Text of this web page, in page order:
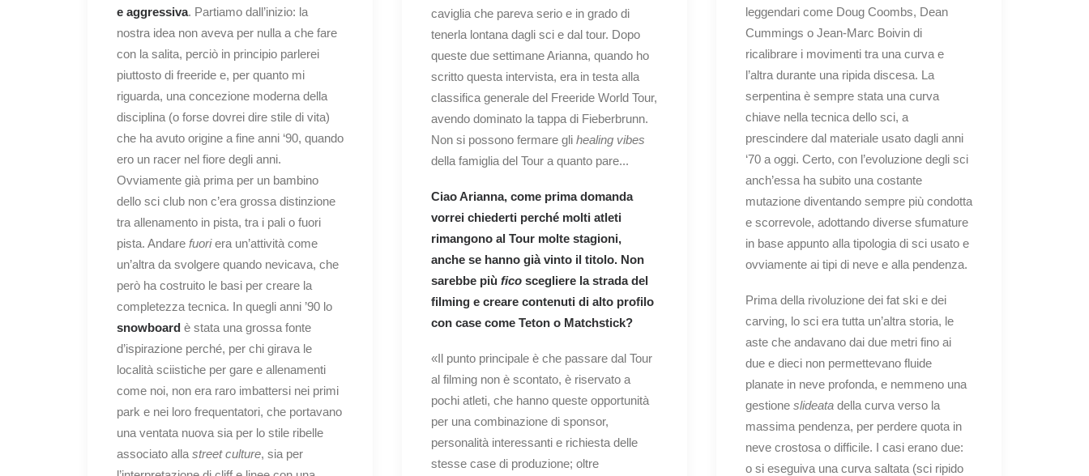
e aggressiva. Partiamo dall’inizio: la
nostra idea non aveva per nulla a che fare
con la salita, perciò in principio parlerei
piuttosto di freeride e, per quanto mi
riguarda, una concezione moderna della
disciplina (o forse dovrei dire stile di vita)
che ha avuto origine a fine anni ‘90, quando
ero un racer nel fiore degli anni.
Ovviamente già prima per un bambino
dello sci club non c’era grossa distinzione
tra allenamento in pista, tra i pali o fuori
pista. Andare fuoriera un’attività come
un’altra da svolgere quando nevicava, che
però ha costruito le basi per creare la
completezza tecnica. In quegli anni ’90 lo
snowboard è stata una grossa fonte
d’ispirazione perché, per chi girava le
località sciistiche per gare e allenamenti
come noi, non era raro imbattersi nei primi
park e nei loro frequentatori, che portavano
una ventata nuova sia per lo stile ribelle
associato alla street culture, sia per
caviglia che pareva serio e in grado di
tenerla lontana dagli sci e dal tour. Dopo
queste due settimane Arianna, quando ho
scritto questa intervista, era in testa alla
classifica generale del Freeride World Tour,
avendo dominato la tappa di Fieberbrunn.
Non si possono fermare gli healing vibes
della famiglia del Tour a quanto pare...
Ciao Arianna, come prima domanda
vorrei chiederti perché molti atleti
rimangono al Tour molte stagioni,
anche se hanno già vinto il titolo. Non
sarebbe più fico scegliere la strada del
filming e creare contenuti di alto profilo
con case come Teton o Matchstick?
«Il punto principale è che passare dal Tour
al filming non è scontato, è riservato a
pochi atleti, che hanno queste opportunità
per una combinazione di sponsor,
personalità interessanti e richiesta delle
stesse case di produzione; oltre
leggendari come Doug Coombs, Dean
Cummings o Jean-Marc Boivin di
ricalibrare i movimenti tra una curva e
l’altra durante una ripida discesa. La
serpentina è sempre stata una curva
chiave nella tecnica dello sci, a
prescindere dal materiale usato dagli anni
‘70 a oggi. Certo, con l’evoluzione degli sci
anch’essa ha subito una costante
mutazione diventando sempre più condotta
e scorrevole, adottando diverse sfumature
in base appunto alla tipologia di sci usato e
ovviamente ai tipi di neve e alla pendenza.
Prima della rivoluzione dei fat ski e dei
carving, lo sci era tutta un’altra storia, le
aste che andavano dai due metri fino ai
due e dieci non permettevano fluide
planate in neve profonda, e nemmeno una
gestione slideata della curva verso la
massima pendenza, per perdere quota in
neve crostosa o difficile. I casi erano due:
o si eseguiva una curva saltata (sci ripido